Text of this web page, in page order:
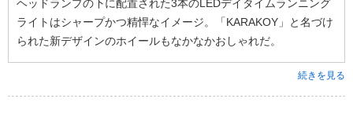
ヘッドランプの下に配置された3本のLEDデイタイムランニング
ライトはシャープかつ精悍なイメージ。「KARAKOY」と名づけ
られた新デザインのホイールもなかなかおしゃれだ。
続きを見る